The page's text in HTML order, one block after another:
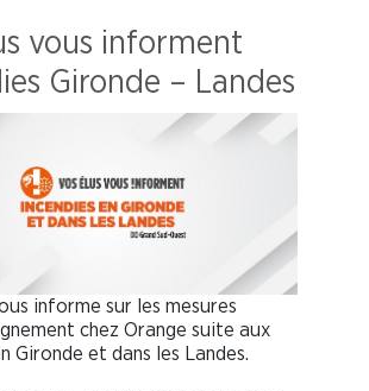
vous informent
Gironde – Landes
informe sur les mesures
chez Orange suite aux
Gironde et dans les Landes.